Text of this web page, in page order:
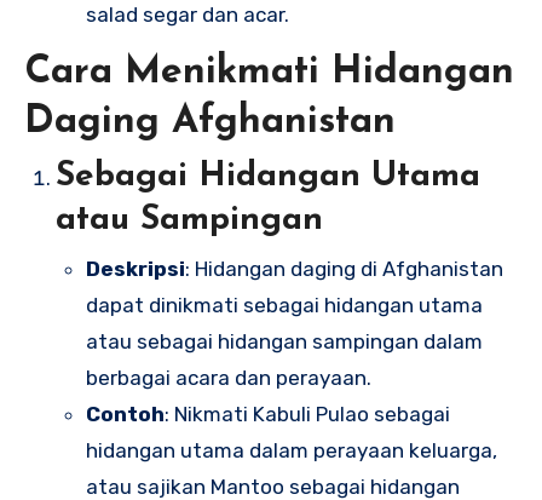
salad segar dan acar.
Cara Menikmati Hidangan
Daging Afghanistan
Sebagai Hidangan Utama
atau Sampingan
Deskripsi: Hidangan daging di Afghanistan
dapat dinikmati sebagai hidangan utama
atau sebagai hidangan sampingan dalam
berbagai acara dan perayaan.
Contoh: Nikmati Kabuli Pulao sebagai
hidangan utama dalam perayaan keluarga,
atau sajikan Mantoo sebagai hidangan